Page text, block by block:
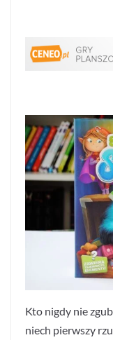
Kto nigdy nie
niech pierwszy